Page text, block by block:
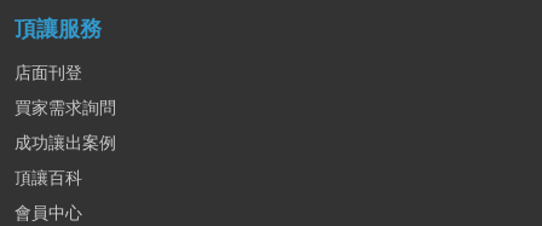
頂讓服務
店面刊登
買家需求詢問
成功讓出案例
頂讓百科
會員中心